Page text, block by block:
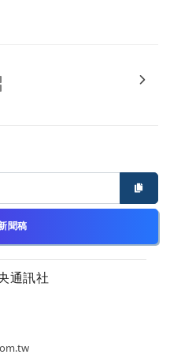
聞稿
通訊社